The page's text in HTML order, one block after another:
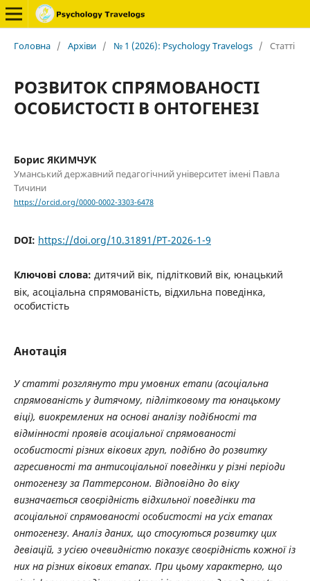
Головна / Архіви / № 1 (2026): Psychology Travelogs / Статті
РОЗВИТОК СПРЯМОВАНОСТІ
ОСОБИСТОСТІ В ОНТОГЕНЕЗІ
Борис ЯКИМЧУК
Уманський державний педагогічний університет імені Павла
Тичини
https://orcid.org/0000-0002-3303-6478
DOI: https://doi.org/10.31891/PT-2026-1-9
Ключові слова: дитячий вік, підлітковий вік, юнацький
вік, асоціальна спрямованість, відхильна поведінка,
особистість
Анотація
У статті розглянуто три умовних етапи (асоціальна
спрямованість у дитячому, підлітковому та юнацькому
віці), виокремлених на основі аналізу подібності та
відмінності проявів асоціальної спрямованості
особистості різних вікових груп, подібно до розвитку
агресивності та антисоціальної поведінки у різні періоди
онтогенезу за Паттерсоном. Відповідно до віку
визначається своєрідність відхильної поведінки та
асоціальної спрямованості особистості на усіх етапах
онтогенезу. Аналіз даних, що стосуються розвитку цих
девіацій, з усією очевидністю показує своєрідність кожної із
них на різних вікових етапах. При цьому характерно, що